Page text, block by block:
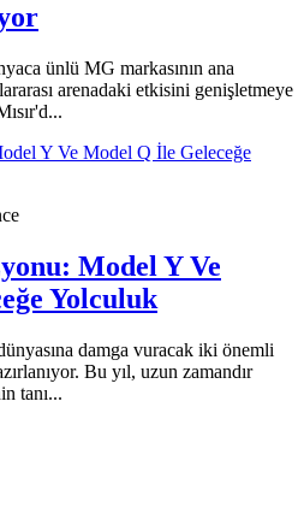
ünlü MG markasının ana
arenadaki etkisini genişletmeye
Model Y Ve
Yolculuk
damga vuracak iki önemli
Bu yıl, uzun zamandır
tanı...